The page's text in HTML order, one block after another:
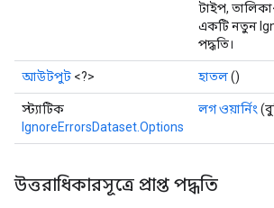
টাইপ,
একটি নতুন
পদ্ধতি।
আউটপুট <?> হাতল()
স্ট্যাটিক
IgnoreErrorsDataset.Options
লগ ওয়ার্নিং
উত্তরাধিকারসূত্রে প্রাপ্ত পদ্ধতি